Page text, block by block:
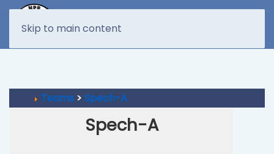
Skip to main content
Teams > Spech-A
Spech-A